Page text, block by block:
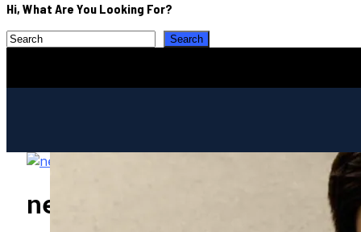
Hi, What Are You Looking For?
newspodcast.ru